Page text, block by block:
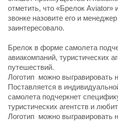
отметить, что «Брелок Aviator»
звонке назовите его и
заинтересовало.
Брелок в форме самолета
авиакомпаний, туристических
путешествий.
Логотип можно выгравировать
Поставляется в
самолета подчеркнет
туристических агентств и
Логотип можно выгравировать